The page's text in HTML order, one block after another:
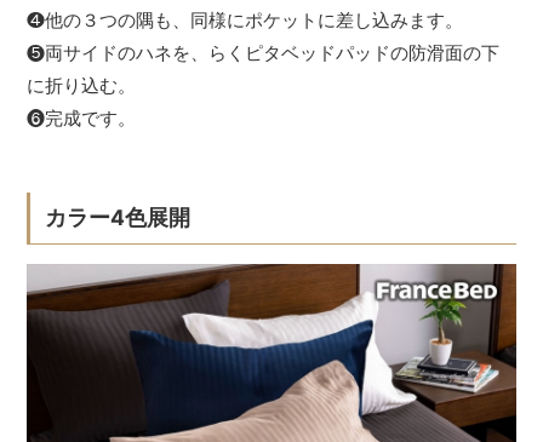
❹他の３つの隅も、同様にポケットに差し込みます。
❺両サイドのハネを、らくピタベッドパッドの防滑面の下
に折り込む。
❻完成です。
カラー4色展開